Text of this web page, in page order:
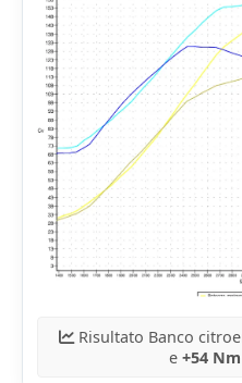
Risultato Banco
e+54 Nm